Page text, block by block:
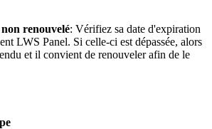
renouvelé: Vérifiez sa date d'expiration
LWS Panel. Si celle-ci est dépassée, alors
et il convient de renouveler afin de le